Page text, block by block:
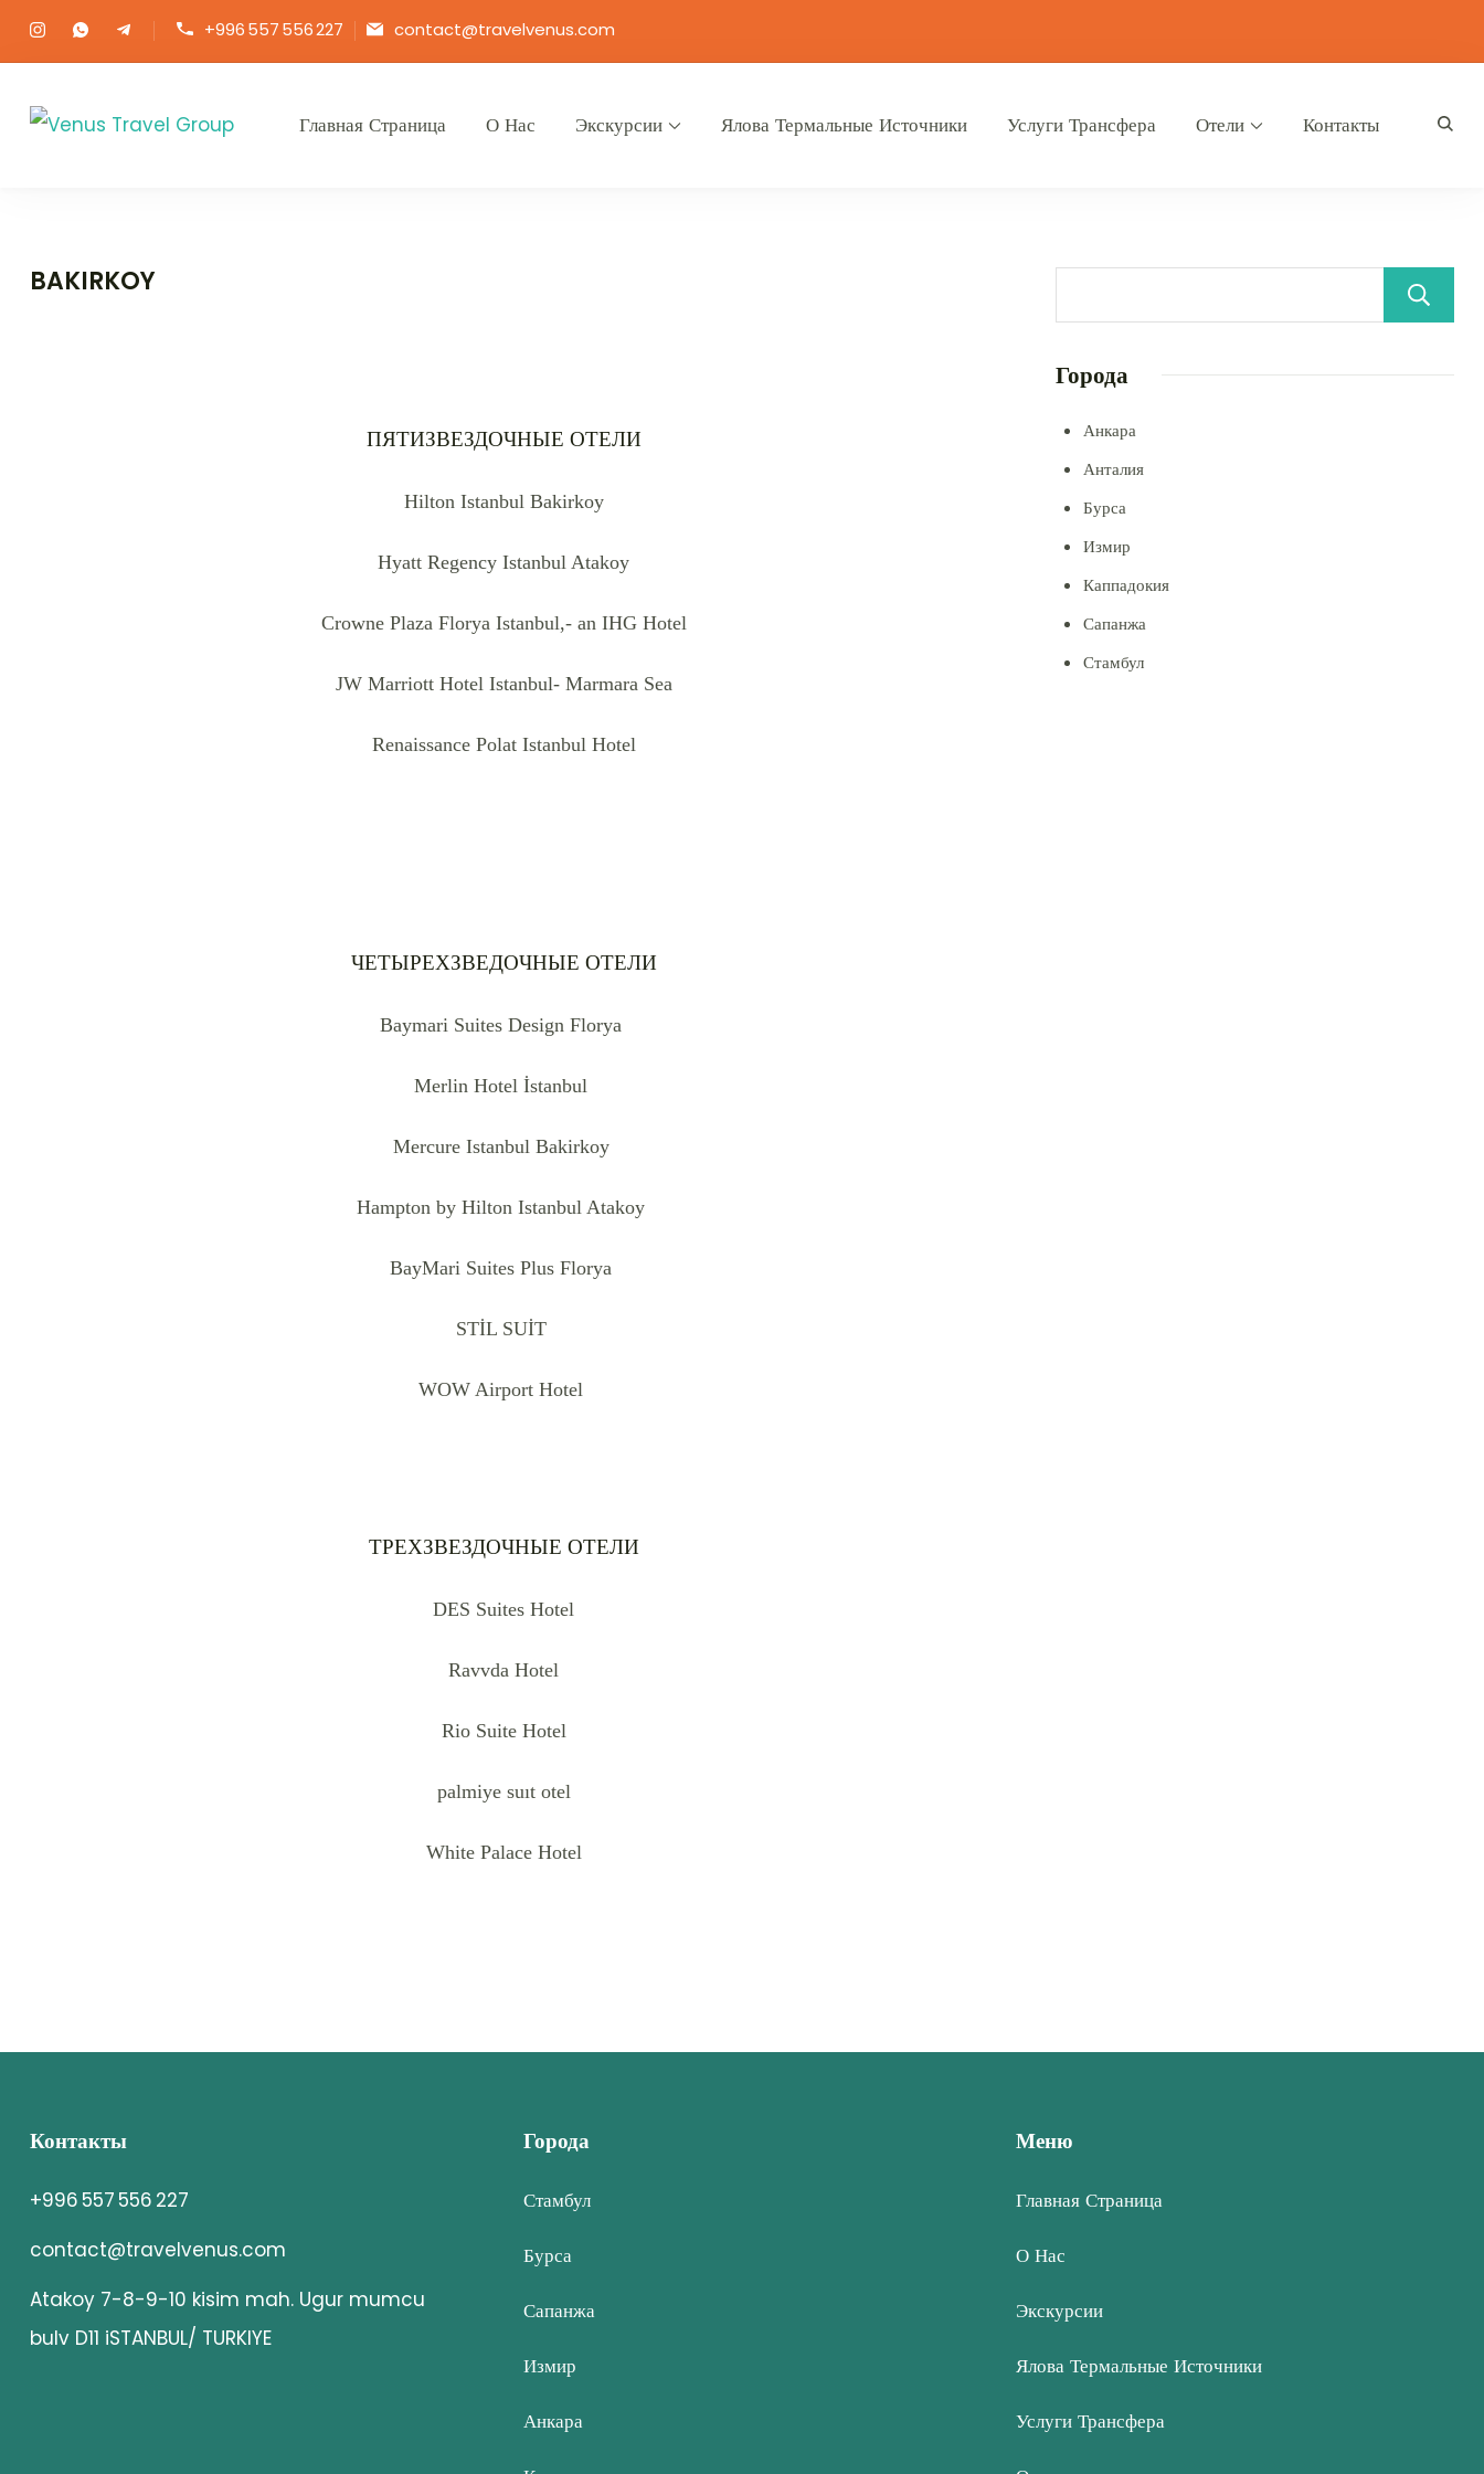
+996 557 556 227 contact@travelvenus.com
Venus Travel Group
Главная Страница О Нас Экскурсии Ялова Термальные Источники Услуги Трансфера Отели Контакты
BAKIRKOY
ПЯТИЗВЕЗДОЧНЫЕ ОТЕЛИ
Hilton Istanbul Bakirkoy
Hyatt Regency Istanbul Atakoy
Crowne Plaza Florya Istanbul,- an IHG Hotel
JW Marriott Hotel Istanbul- Marmara Sea
Renaissance Polat Istanbul Hotel
ЧЕТЫРЕХЗВЕДОЧНЫЕ ОТЕЛИ
Baymari Suites Design Florya
Merlin Hotel İstanbul
Mercure Istanbul Bakirkoy
Hampton by Hilton Istanbul Atakoy
BayMari Suites Plus Florya
STİL SUİT
WOW Airport Hotel
ТРЕХЗВЕЗДОЧНЫЕ ОТЕЛИ
DES Suites Hotel
Ravvda Hotel
Rio Suite Hotel
palmiye suıt otel
White Palace Hotel
Города
Анкара
Анталия
Бурса
Измир
Каппадокия
Сапанжа
Стамбул
Контакты
+996 557 556 227
contact@travelvenus.com
Atakoy 7-8-9-10 kisim mah. Ugur mumcu
bulv D11 iSTANBUL/ TURKIYE
Города
Стамбул
Бурса
Сапанжа
Измир
Анкара
Меню
Главная Страница
О Нас
Экскурсии
Ялова Термальные Источники
Услуги Трансфера